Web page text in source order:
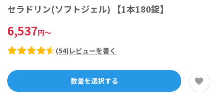
セラドリン(ソフトジェル) 【1本180錠】
6,537円～
(54) レビューを書く
数量を選択する